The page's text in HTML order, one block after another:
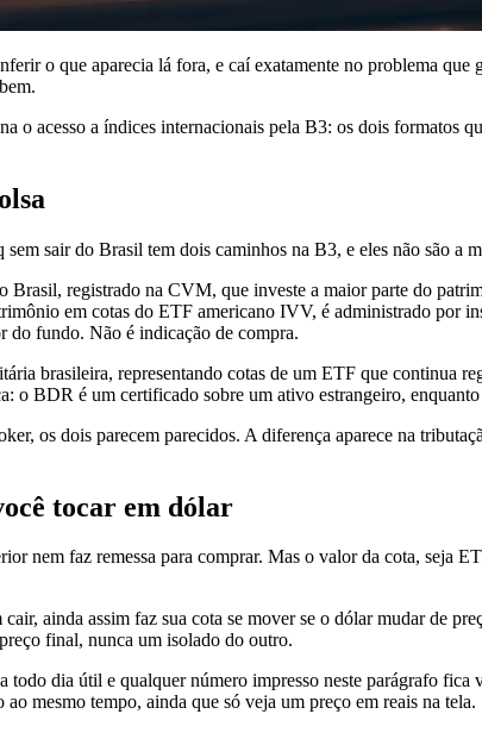
o que aparecia lá fora, e caí exatamente no problema
o acesso a índices internacionais pela B3: os dois formatos
sair do Brasil tem dois caminhos na B3, e eles não são a
Brasil, registrado na CVM, que investe a maior parte do
em cotas do ETF americano IVV, é administrado por
do fundo. Não é indicação de compra.
brasileira, representando cotas de um ETF que continua
o BDR é um certificado sobre um ativo estrangeiro,
os dois parecem parecidos. A diferença aparece na
tocar em dólar
nem faz remessa para comprar. Mas o valor da cota, seja
ainda assim faz sua cota se mover se o dólar mudar de
final, nunca um isolado do outro.
dia útil e qualquer número impresso neste parágrafo
mesmo tempo, ainda que só veja um preço em reais na tela.